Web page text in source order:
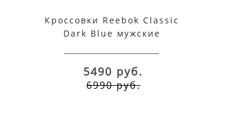
Кроссовки Reebok Classic
Dark Blue мужские
5490 руб.
6990 руб.